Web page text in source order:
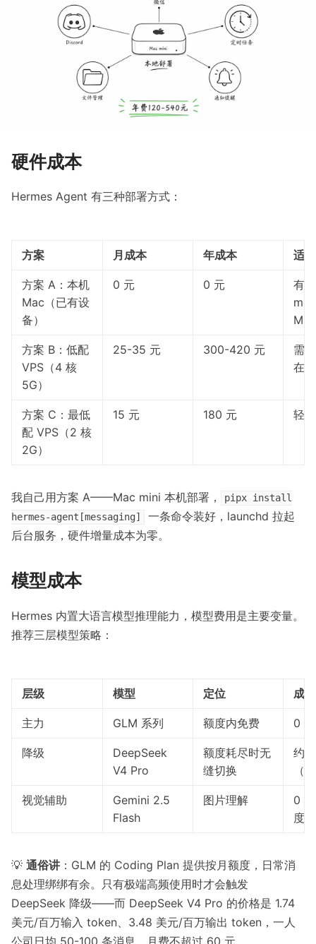
硬件成本
Hermes Agent 有三种部署方式：
方案 月成本 年成本 适
方案 A：本机
Mac（已有设
备）
0 元 0 元
有
方案 B：低配
VPS（4 核
5G）
25-35 元 300-420 元
需
在线
方案 C：最低
配 VPS（2 核
2G）
15 元 180 元 轻
我自己用方案 A——Mac mini 本机部署，
pipx install
hermes-agent[messaging]
一条命令装好，launchd 拉起
后台服务，硬件增量成本为零。
模型成本
Hermes 内置大语言模型推理能力，模型费用是主要变量。
推荐三层模型策略：
层级 模型 定位 成本
主力 GLM 系列 额度内免费 0 元
降级
DeepSeek
V4 Pro
额度耗尽时无
缝切换
约
（
视觉辅助
Gemini 2.5
Flash
图片理解
0
度）
💡 通俗讲 ：GLM 的 Coding Plan 提供按月额度，日常消
息处理绑绑有余。只有极端高频使用时才会触发
DeepSeek 降级——而 DeepSeek V4 Pro 的价格是 1.74
美元/百万输入 token、3.48 美元/百万输出 token，一人
公司日均 50-100 条消息，月费不超过 60 元。